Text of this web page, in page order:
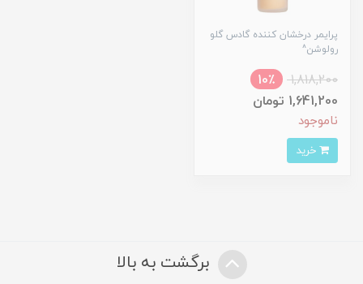
پرایمر درخشان کننده گادس گلو
رولوشن^
1,818,200
10٪
1,641,200 تومان
ناموجود
برگشت به بالا